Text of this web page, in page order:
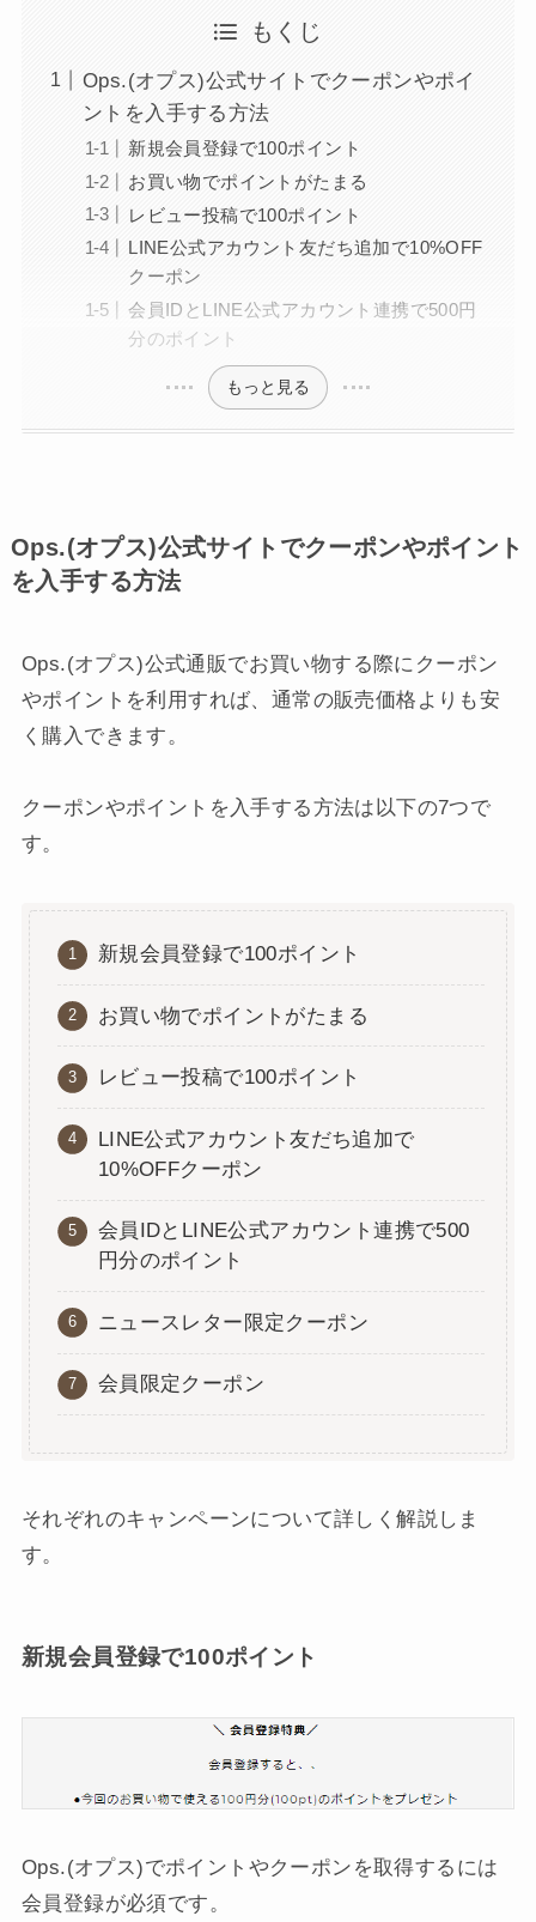
もくじ
Ops.(オプス)公式サイトでクーポンやポイ
ントを入手する方法
新規会員登録で100ポイント
お買い物でポイントがたまる
レビュー投稿で100ポイント
LINE公式アカウント友だち追加で10%OFF
クーポン
会員IDとLINE公式アカウント連携で500円
分のポイント
もっと見る
Ops.(オプス)公式サイトでクーポンやポイント
を入手する方法
Ops.(オプス)公式通販でお買い物する際にクーポン
やポイントを利用すれば、通常の販売価格よりも安
く購入できます。
クーポンやポイントを入手する方法は以下の7つで
す。
新規会員登録で100ポイント
お買い物でポイントがたまる
レビュー投稿で100ポイント
LINE公式アカウント友だち追加で
10%OFFクーポン
会員IDとLINE公式アカウント連携で500
円分のポイント
ニュースレター限定クーポン
会員限定クーポン
それぞれのキャンペーンについて詳しく解説しま
す。
新規会員登録で100ポイント
Ops.(オプス)でポイントやクーポンを取得するには
会員登録が必須です。